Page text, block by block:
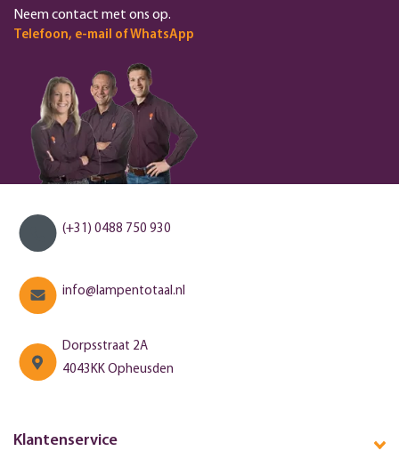
Neem contact met ons op.
Telefoon, e-mail of WhatsApp
(+31) 0488 750 930
info@lampentotaal.nl
Dorpsstraat 2A
4043KK Opheusden
Klantenservice